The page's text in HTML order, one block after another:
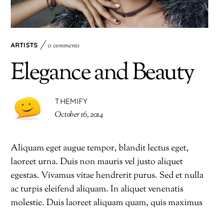
ARTISTS 0 comments
Elegance and Beauty
THEMIFY
October 16, 2014
Aliquam eget augue tempor, blandit lectus eget,
laoreet urna. Duis non mauris vel justo aliquet
egestas. Vivamus vitae hendrerit purus. Sed et nulla
ac turpis eleifend aliquam. In aliquet venenatis
molestie. Duis laoreet aliquam quam, quis maximus